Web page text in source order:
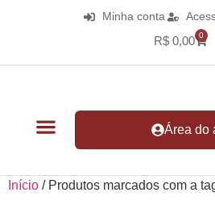
Minha conta
R$ 0,00 0
Área do
Início / Produtos marcados com a